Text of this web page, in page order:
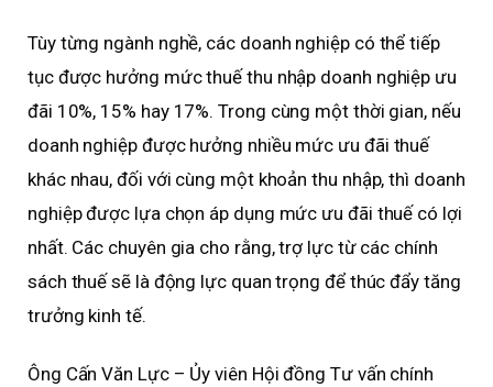
Tùy từng ngành nghề, các doanh nghiệp có thể tiếp
tục được hưởng mức thuế thu nhập doanh nghiệp ưu
đãi 10%, 15% hay 17%. Trong cùng một thời gian, nếu
doanh nghiệp được hưởng nhiều mức ưu đãi thuế
khác nhau, đối với cùng một khoản thu nhập, thì doanh
nghiệp được lựa chọn áp dụng mức ưu đãi thuế có lợi
nhất. Các chuyên gia cho rằng, trợ lực từ các chính
sách thuế sẽ là động lực quan trọng để thúc đẩy tăng
trưởng kinh tế.
Ông Cấn Văn Lực – Ủy viên Hội đồng Tư vấn chính